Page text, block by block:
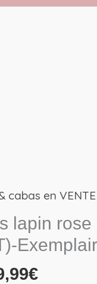
cabas en VENTE
lapin
:
€
Le
prix
actuel
est :
19,99€.